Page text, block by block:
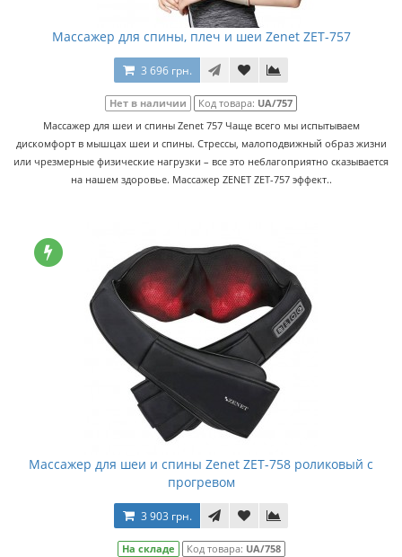
Массажер для спины, плеч и шеи Zenet ZET-757
3 696 грн.
Нет в наличии Код товара: UA/757
Массажер для шеи и спины Zenet 757 Чаще всего мы испытываем
дискомфорт в мышцах шеи и спины. Стрессы, малоподвижный образ жизни
или чрезмерные физические нагрузки – все это неблагоприятно сказывается
на нашем здоровье. Массажер ZENET ZET-757 эффект..
Массажер для шеи и спины Zenet ZET-758 роликовый с
прогревом
3 903 грн.
На складе Код товара: UA/758